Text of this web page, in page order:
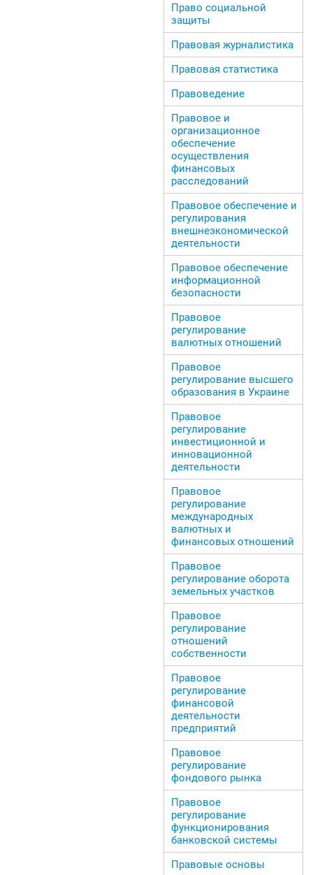
Право социальной
защиты
Правовая журналистика
Правовая статистика
Правоведение
Правовое и
организационное
обеспечение
осуществления
финансовых
расследований
Правовое обеспечение и
регулирования
внешнеэкономической
деятельности
Правовое обеспечение
информационной
безопасности
Правовое
регулирование
валютных отношений
Правовое
регулирование высшего
образования в Украине
Правовое
регулирование
инвестиционной и
инновационной
деятельности
Правовое
регулирование
международных
валютных и
финансовых отношений
Правовое
регулирование оборота
земельных участков
Правовое
регулирование
отношений
собственности
Правовое
регулирование
финансовой
деятельности
предприятий
Правовое
регулирование
фондового рынка
Правовое
регулирование
функционирования
банковской системы
Правовые основы